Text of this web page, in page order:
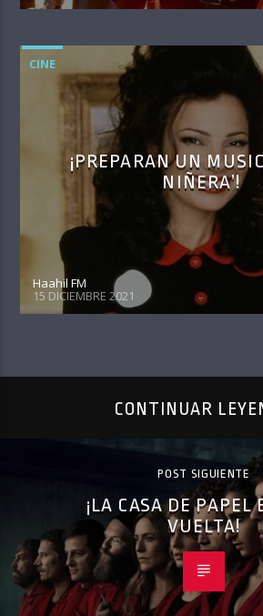
CINE
¡PREPARAN UN
NIÑERA’!
Haahil FM
15 DICIEMBRE 2021
CONTINUAR
POST SIGUIENTE
¡LA CASA DE PAPEL
VUELTA!